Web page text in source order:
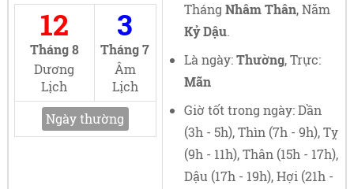
12
Tháng 8
Dương
Lịch
3
Tháng 7
Âm
Lịch
Ngày thường
Tháng Nhâm Thân, Năm
Kỷ Dậu.
Là ngày:Thường, Trực:
Mãn
Giờ tốt trong ngày: Dần
(3h - 5h), Thìn (7h - 9h), Tỵ
(9h - 11h), Thân (15h - 17h),
Dậu (17h - 19h), Hợi (21h -